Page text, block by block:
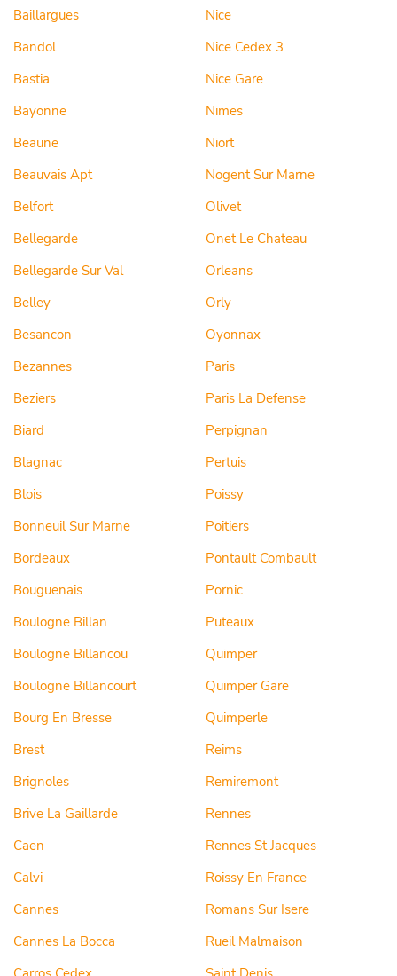
Baillargues
Bandol
Bastia
Bayonne
Beaune
Beauvais Apt
Belfort
Bellegarde
Bellegarde Sur Val
Belley
Besancon
Bezannes
Beziers
Biard
Blagnac
Blois
Bonneuil Sur Marne
Bordeaux
Bouguenais
Boulogne Billan
Boulogne Billancou
Boulogne Billancourt
Bourg En Bresse
Brest
Brignoles
Brive La Gaillarde
Caen
Calvi
Cannes
Cannes La Bocca
Nice
Nice Cedex 3
Nice Gare
Nimes
Niort
Nogent Sur Marne
Olivet
Onet Le Chateau
Orleans
Orly
Oyonnax
Paris
Paris La Defense
Perpignan
Pertuis
Poissy
Poitiers
Pontault Combault
Pornic
Puteaux
Quimper
Quimper Gare
Quimperle
Reims
Remiremont
Rennes
Rennes St Jacques
Roissy En France
Romans Sur Isere
Rueil Malmaison